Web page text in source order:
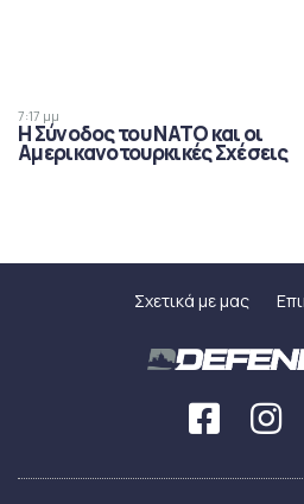
7:17 μμ
Η Σύνοδος του ΝΑΤΟ και οι
Αμερικανοτουρκικές Σχέσεις
Σχετικά με μας